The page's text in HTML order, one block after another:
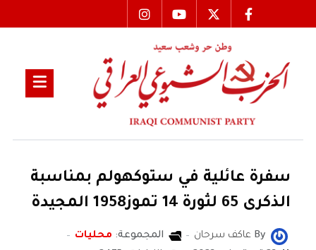
سفرة عائلية في ستوكهولم بمناسبة
الذكرى 65 لثورة 14 تموز1958 المجيدة
By عاكف سرحان المجموعة: محليات